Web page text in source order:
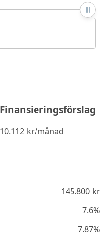
Finansieringsförslag
10.112 kr/månad
145.800kr
7.6%
7.87%